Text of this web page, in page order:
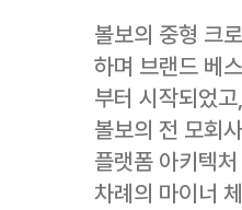
볼보의 중형 크
하며 브랜드 베
부터 시작되었
볼보의 전 모회
플랫폼 아키텍
차례의 마이너